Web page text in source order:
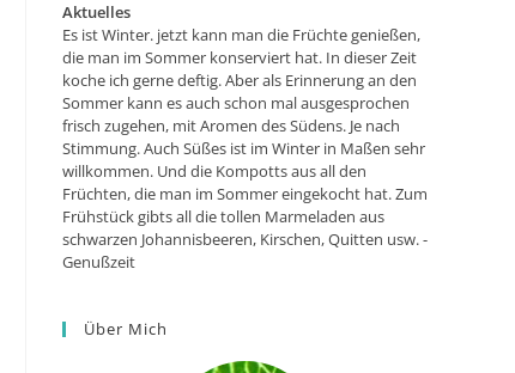
Aktuelles
Es ist Winter. jetzt kann man die Früchte genießen,
die man im Sommer konserviert hat. In dieser Zeit
koche ich gerne deftig. Aber als Erinnerung an den
Sommer kann es auch schon mal ausgesprochen
frisch zugehen, mit Aromen des Südens. Je nach
Stimmung. Auch Süßes ist im Winter in Maßen sehr
willkommen. Und die Kompotts aus all den
Früchten, die man im Sommer eingekocht hat. Zum
Frühstück gibts all die tollen Marmeladen aus
schwarzen Johannisbeeren, Kirschen, Quitten usw. -
Genußzeit
Über Mich